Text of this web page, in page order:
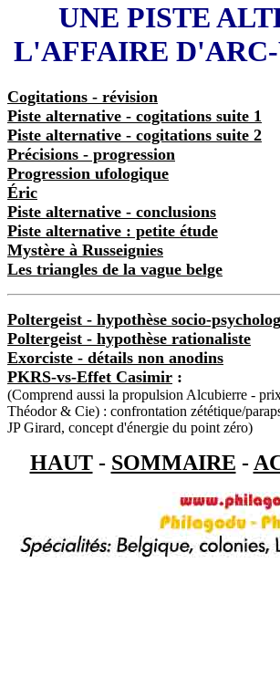
UNE PISTE
L'AFFAIRE
Cogitations - révision
Piste alternative - cogitations suite 1
Piste alternative - cogitations suite 2
Précisions - progression
Progression ufologique
Éric
Piste alternative - conclusions
Piste alternative : petite étude
Mystère à Russeignies
Les triangles de la vague belge
Poltergeist - hypothèse socio-
Poltergeist - hypothèse rationaliste
Exorciste - détails non anodins
PKRS-vs-Effet Casimir :
(Comprend aussi la propulsion Alcubierre -
Théodor & Cie) : confrontation zététique/
JP Girard, concept d'énergie du point zéro)
HAUT- SOMMAIRE -